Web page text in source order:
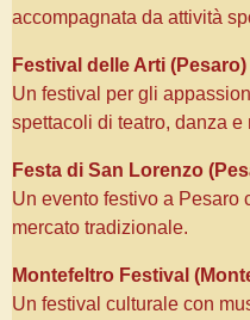
accompagnata da attività
Festival delle Arti
Un festival per gli
spettacoli di teatro, danza e
Festa di San Lorenzo
Un evento festivo a Pesaro
mercato tradizionale.
Montefeltro Festival
Un festival culturale con